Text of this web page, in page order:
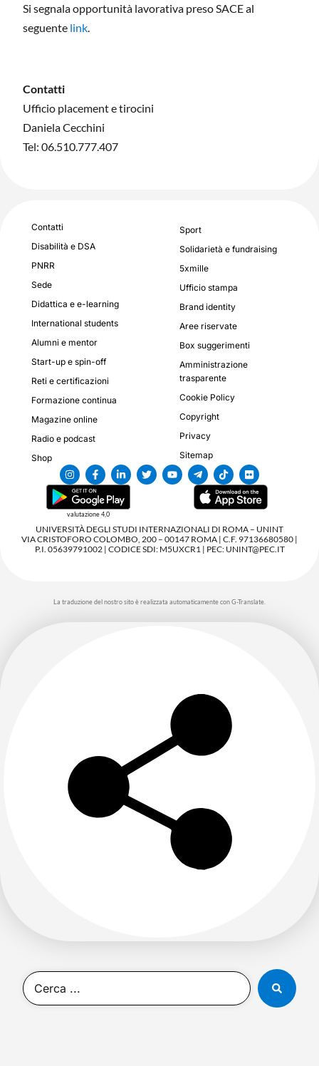
Si segnala opportunità lavorativa preso SACE al
seguente link.
Contatti
Ufficio placement e tirocini
Daniela Cecchini
Tel: 06.510.777.407
Contatti
Disabilità e DSA
PNRR
Sede
Didattica e e-learning
International students
Alumni e mentor
Start-up e spin-off
Reti e certificazioni
Formazione continua
Magazine online
Radio e podcast
Shop
Sport
Solidarietà e fundraising
5xmille
Ufficio stampa
Brand identity
Aree riservate
Box suggerimenti
Amministrazione
trasparente
Cookie Policy
Copyright
Privacy
Sitemap
valutazione 4,0
UNIVERSITÀ DEGLI STUDI INTERNAZIONALI DI ROMA – UNINT
VIA CRISTOFORO COLOMBO, 200 – 00147 ROMA | C.F. 97136680580 |
P.I. 05639791002 | CODICE SDI: M5UXCR1 | PEC: UNINT@PEC.IT
La traduzione del nostro sito è realizzata automaticamente con G-Translate.